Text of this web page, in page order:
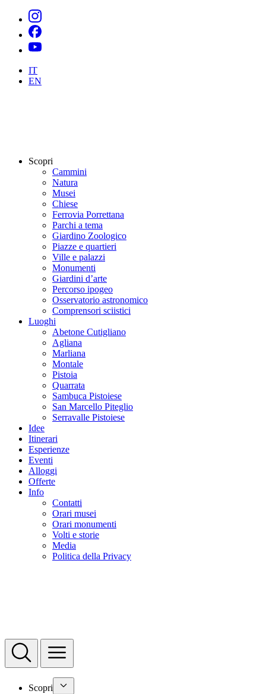
IT
EN
Scopri
Cammini
Natura
Musei
Chiese
Ferrovia Porrettana
Parchi a tema
Giardino Zoologico
Piazze e quartieri
Ville e palazzi
Monumenti
Giardini d’arte
Percorso ipogeo
Osservatorio astronomico
Comprensori sciistici
Luoghi
Abetone Cutigliano
Agliana
Marliana
Montale
Pistoia
Quarrata
Sambuca Pistoiese
San Marcello Piteglio
Serravalle Pistoiese
Idee
Itinerari
Esperienze
Eventi
Alloggi
Offerte
Info
Contatti
Orari musei
Orari monumenti
Volti e storie
Media
Politica della Privacy
Scopri